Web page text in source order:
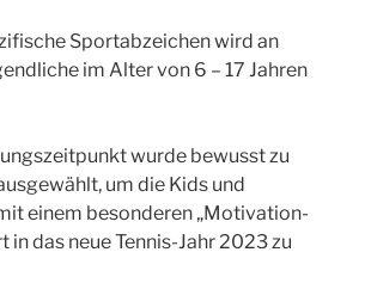
Sportabzeichen wird an
im Alter von 6 – 17 Jahren
wurde bewusst zu
um die Kids und
einem besonderen „Motivation-
in das neue Tennis-Jahr 2023 zu